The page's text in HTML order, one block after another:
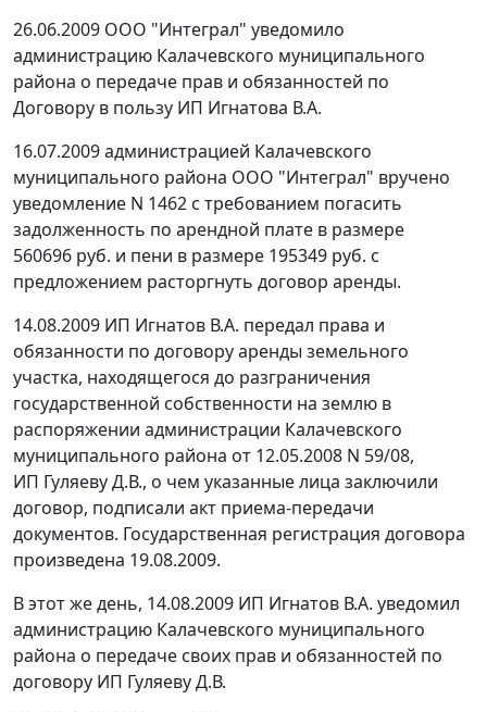
26.06.2009 ООО "Интеграл" уведомило
администрацию Калачевского муниципального
района о передаче прав и обязанностей по
Договору в пользу ИП Игнатова В.А.
16.07.2009 администрацией Калачевского
муниципального района ООО "Интеграл" вручено
уведомление N 1462 с требованием погасить
задолженность по арендной плате в размере
560696 руб. и пени в размере 195349 руб. с
предложением расторгнуть договор аренды.
14.08.2009 ИП Игнатов В.А. передал права и
обязанности по договору аренды земельного
участка, находящегося до разграничения
государственной собственности на землю в
распоряжении администрации Калачевского
муниципального района от 12.05.2008 N 59/08,
ИП Гуляеву Д.В., о чем указанные лица заключили
договор, подписали акт приема-передачи
документов. Государственная регистрация договора
произведена 19.08.2009.
В этот же день, 14.08.2009 ИП Игнатов В.А. уведомил
администрацию Калачевского муниципального
района о передаче своих прав и обязанностей по
договору ИП Гуляеву Д.В.